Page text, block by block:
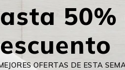
50%
OFERTAS DE ESTA